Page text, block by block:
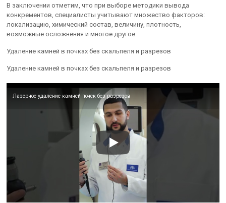
В заключении отметим, что при выборе методики вывода
конкрементов, специалисты учитывают множество факторов:
локализацию, химический состав, величину, плотность,
возможные осложнения и многое другое.
Удаление камней в почках без скальпеля и разрезов
Удаление камней в почках без скальпеля и разрезов
Лазерное удаление камней почек без разрезов